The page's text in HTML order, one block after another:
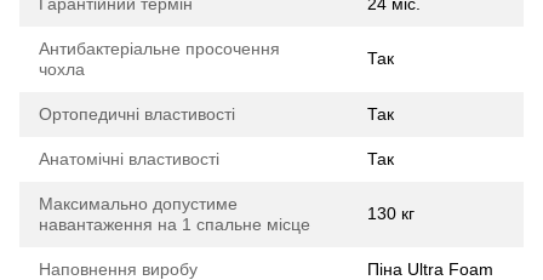
Антибактеріальне просочення
чохла
Так
Ортопедичні властивості Так
Анатомічні властивості Так
Максимально допустиме
навантаження на 1 спальне місце
130 кг
Наповнення виробу Піна Ultra Foam